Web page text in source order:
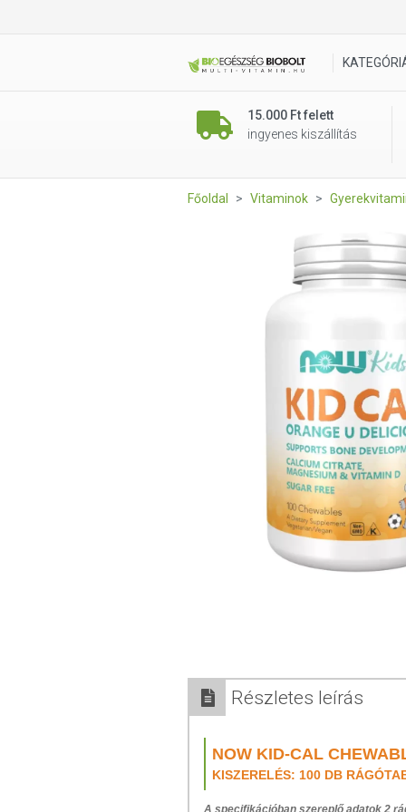
15.000 Ft felett
ingyenes kiszállítás
Főoldal Vitaminok
Részletes leírás
NOW KID-CAL
KISZERELÉS: 100 DB
A specifikációban szereplő adatok 2